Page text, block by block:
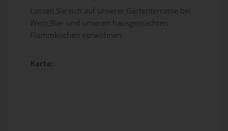
Lassen Sie sich auf unserer Gartenterrasse bei
Wein,Bier und unseren hausgemachten
Flammkuchen verwöhnen.
Karte: